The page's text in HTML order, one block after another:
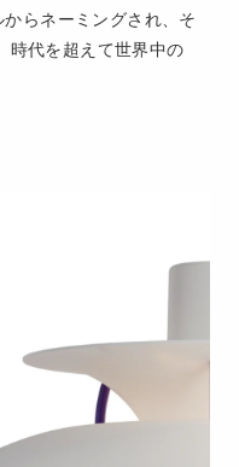
らネーミングされ、そ
時代を超えて世界中の